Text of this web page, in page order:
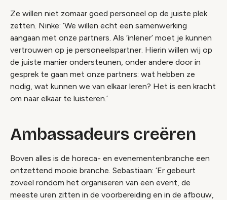
Ze willen niet zomaar goed personeel op de juiste plek
zetten. Ninke: ‘We willen echt een samenwerking
aangaan met onze partners. Als ‘inlener’ moet je kunnen
vertrouwen op je personeelspartner. Hierin willen wij op
de juiste manier ondersteunen, onder andere door in
gesprek te gaan met onze partners: wat hebben ze
nodig, wat kunnen we van elkaar leren? Het is een kracht
om naar elkaar te luisteren.’
Ambassadeurs creëren
Boven alles is de horeca- en evenementenbranche een
ontzettend mooie branche. Sebastiaan: ‘Er gebeurt
zoveel rondom het organiseren van een event, de
meeste uren zitten in de voorbereiding en in de afbouw,